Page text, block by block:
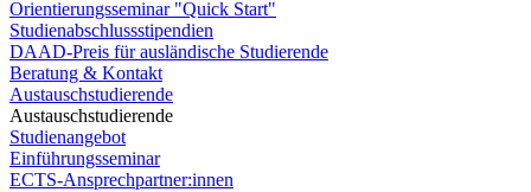
Orientierungsseminar "Quick Start"
Studienabschlussstipendien
DAAD-Preis für ausländische Studierende
Beratung & Kontakt
Austauschstudierende
Austauschstudierende
Studienangebot
Einführungsseminar
ECTS-Ansprechpartner:innen